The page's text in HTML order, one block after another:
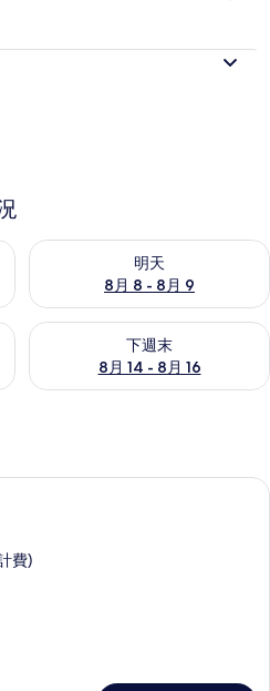
情況
明天
8月 8 - 8月 9
查看明天 (8月 8 - 8月 9) 的供
應情況
下週末
8月 14 - 8月 16
查看下週末 (8月 14 - 8月 16)
標準雙床房 | 迷你吧、書桌、隔音、
費)